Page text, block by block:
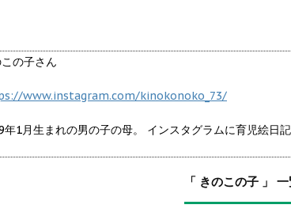
の子さん
www.instagram.com/kinokonoko_73/
年1月生まれの男の子の母。 インスタグラムに育児絵日
「 きのこの子 」